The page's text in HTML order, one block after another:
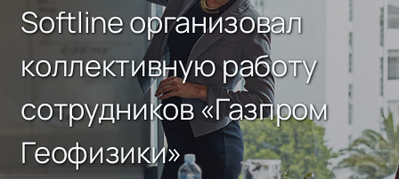
Softline организовал
коллективную работу
сотрудников «Газпром
Геофизики»